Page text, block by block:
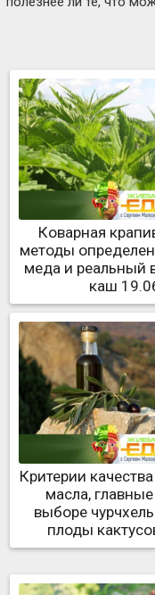
Коварная
методы
меда и реальный
каш
Критерии
масла,
выборе
плоды